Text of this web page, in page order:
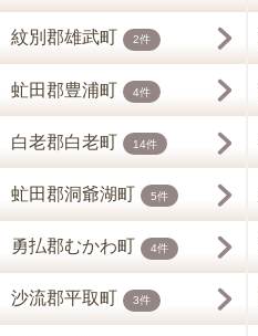
紋別郡雄武町 2件
虻田郡豊浦町 4件
白老郡白老町 14件
虻田郡洞爺湖町 5件
勇払郡むかわ町 4件
沙流郡平取町 3件